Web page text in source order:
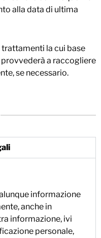
alla data di ultima
la cui base
a raccogliere
se necessario.
informazione
anche in
informazione, ivi
personale,